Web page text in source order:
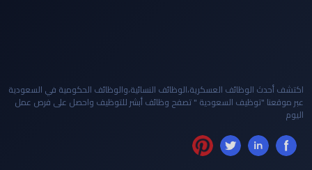
اكتشف أحدث الوظائف العسكرية،الوظائف النسائية،والوظائف الحكومية في السعودية
عبر موقعنا "توظيف السعودية " تصفح وظائف أبشر للتوظيف واحصل على فرص عمل
اليوم